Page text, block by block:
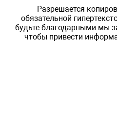
Разрешается
обязательной
будьте благодарными мы
чтобы привести